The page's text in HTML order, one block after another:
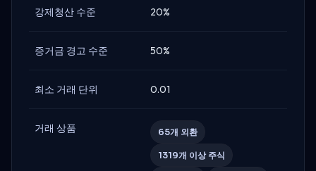
강제청산 수준 20%
증거금 경고 수준 50%
최소 거래 단위 0.01
거래 상품 65개 외환
1319개 이상 주식